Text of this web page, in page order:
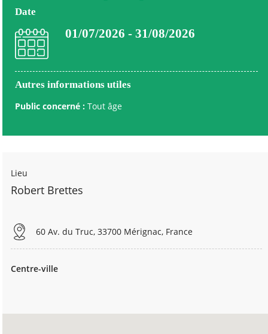
Date
01/07/2026 - 31/08/2026
Autres informations utiles
Public concerné : Tout âge
Lieu
Robert Brettes
60 Av. du Truc, 33700 Mérignac, France
Centre-ville